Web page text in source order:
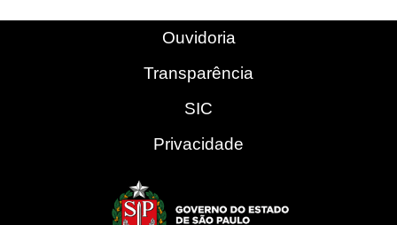
Ouvidoria
Transparência
SIC
Privacidade